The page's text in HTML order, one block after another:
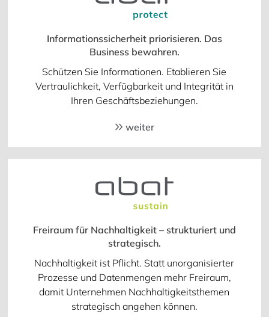
Informationssicherheit priorisieren. Das
Business bewahren.
Schützen Sie Informationen. Etablieren Sie
Vertraulichkeit, Verfügbarkeit und Integrität in
Ihren Geschäftsbeziehungen.
weiter
Freiraum für Nachhaltigkeit – strukturiert und
strategisch.
Nachhaltigkeit ist Pflicht. Statt unorganisierter
Prozesse und Datenmengen mehr Freiraum,
damit Unternehmen Nachhaltigkeitsthemen
strategisch angehen können.